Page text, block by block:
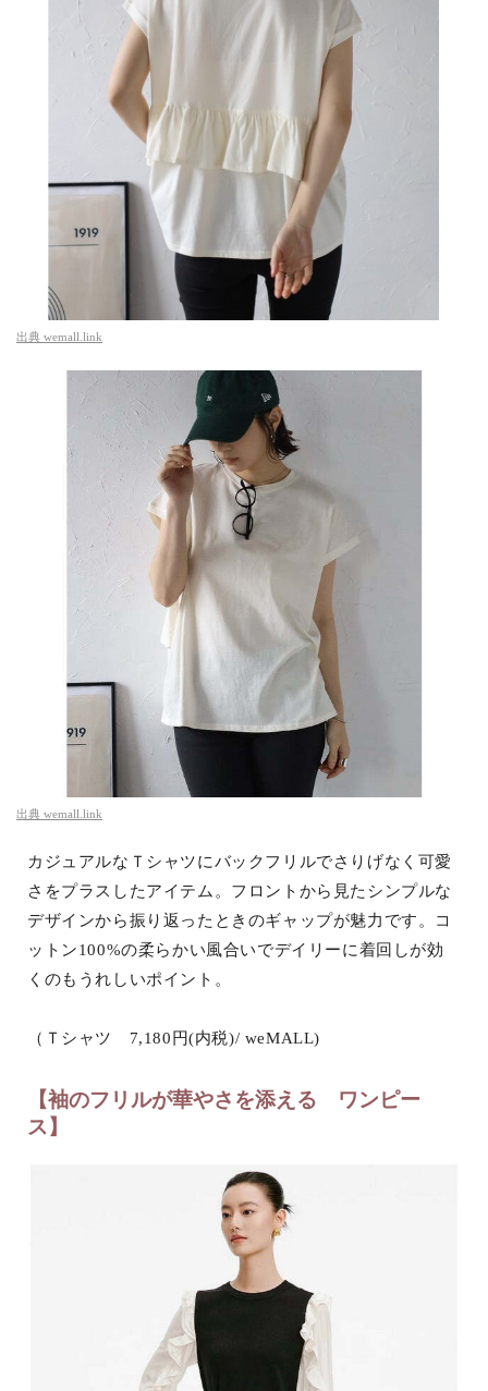
出典 wemall.link
出典 wemall.link
カジュアルなＴシャツにバックフリルでさりげなく可愛
さをプラスしたアイテム。フロントから見たシンプルな
デザインから振り返ったときのギャップが魅力です。コ
ットン100%の柔らかい風合いでデイリーに着回しが効
くのもうれしいポイント。
（Ｔシャツ 7,180円(内税)/ weMALL)
【袖のフリルが華やさを添える ワンピー
ス】